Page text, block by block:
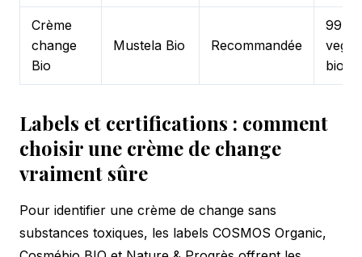
Crème
change
Bio
Mustela Bio Recommandée
99 %
bio,
Labels et certifications : comment
choisir une crème de change
vraiment sûre
Pour identifier une crème de change sans
substances toxiques, les labels COSMOS Organic,